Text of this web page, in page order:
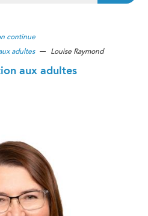
continue
adultes Louise Raymond
aux adultes